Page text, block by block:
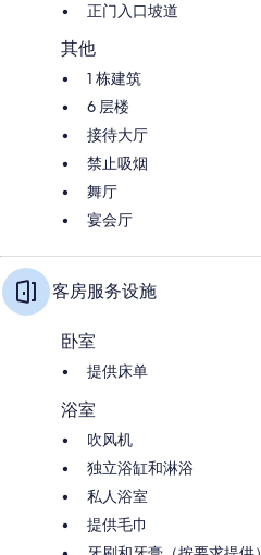
正门入口坡道
其他
1 栋建筑
6 层楼
接待大厅
禁止吸烟
舞厅
宴会厅
客房服务设施
卧室
提供床单
浴室
吹风机
独立浴缸和淋浴
私人浴室
提供毛巾